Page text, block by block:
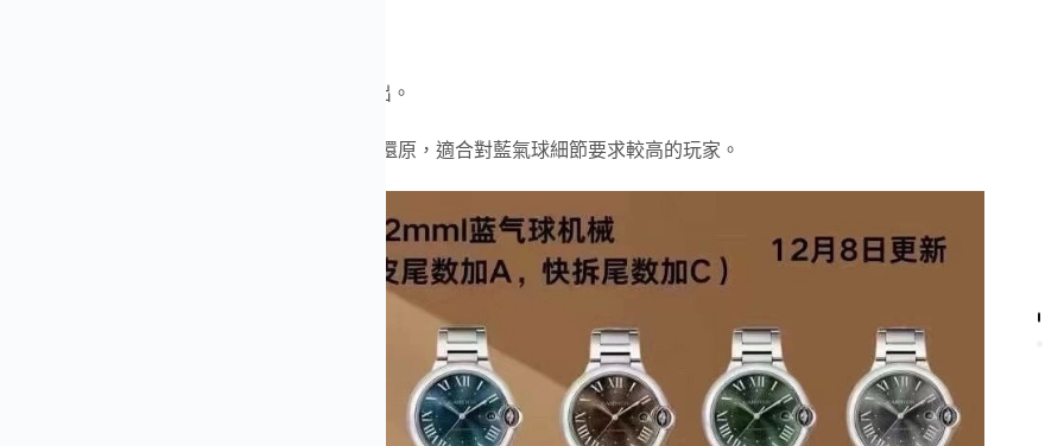
，整體性價比突出。
以正品作為對照標準，追求外觀與結構的高度還原，適合對藍氣球細節要求較高的玩家。